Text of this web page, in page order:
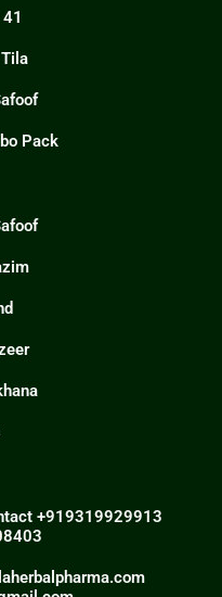
Pack
+919319929913